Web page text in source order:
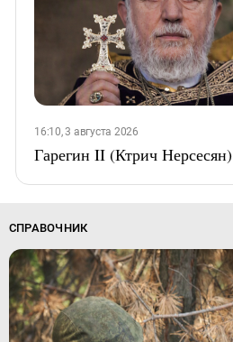
16:10, 3 августа 2026
Гарегин II (Ктрич Нерсесян)
СПРАВОЧНИК